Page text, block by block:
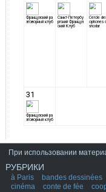
При использовании
РУБРИКИ
à Paris bandes dessinées
cinéma
conte de fée